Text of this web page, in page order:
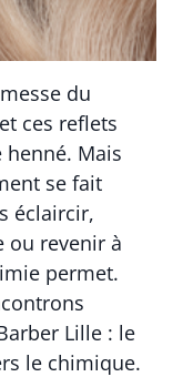
du
ces reflets
Mais
se fait
éclaircir,
ou revenir à
permet.
Lille : le
le chimique.